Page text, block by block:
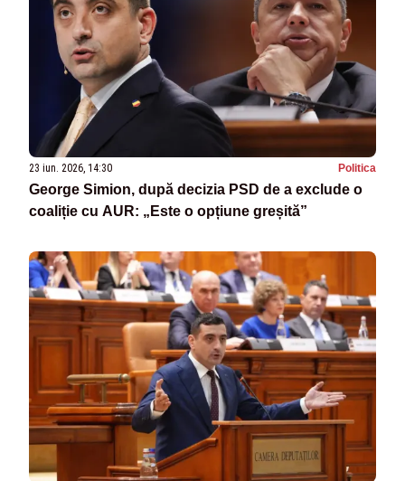
23 iun. 2026, 14:30 Politica
George Simion, după decizia PSD de a exclude o
coaliție cu AUR: „Este o opțiune greșită”